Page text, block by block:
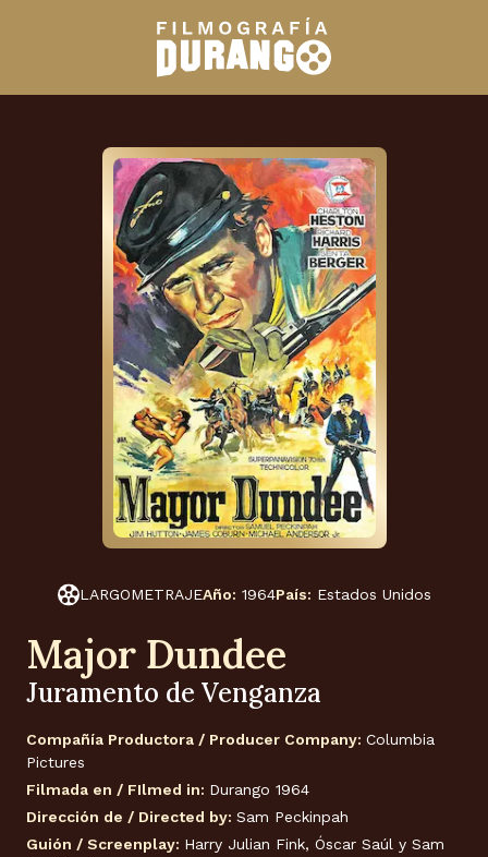
LARGOMETRAJEAño: 1964País: Estados Unidos
Major Dundee
Juramento de Venganza
Compañía Productora / Producer Company: Columbia
Pictures
Filmada en / FIlmed in: Durango 1964
Dirección de / Directed by: Sam Peckinpah
Guión / Screenplay: Harry Julian Fink, Óscar Saúl y Sam